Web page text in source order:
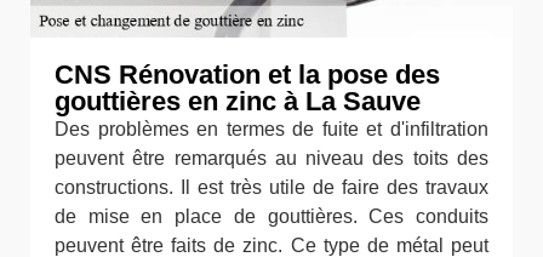
CNS Rénovation et la pose des
gouttières en zinc à La Sauve
Des problèmes en termes de fuite et d'infiltration
peuvent être remarqués au niveau des toits des
constructions. Il est très utile de faire des travaux
de mise en place de gouttières. Ces conduits
peuvent être faits de zinc. Ce type de métal peut